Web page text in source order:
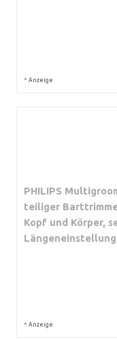
* Anzeige
PHILIPS
teiliger
Kopf und Körper,
* Anzeige